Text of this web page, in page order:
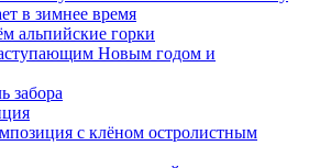
в зимнее время
альпийские горки
Новым годом и
забора
с клёном остролистным